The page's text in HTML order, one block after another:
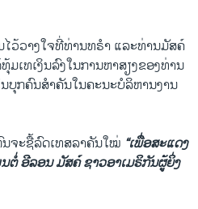
ວ້ວາງໃຈທີ່ທ່ານທຣຳ ແລະທ່ານມັສຄ໌
ເທເງິນລົງໃນການຫາສຽງຂອງທ່ານ
ບຸກຄົນສຳຄັນໃນຄະນະບໍລິຫານງານ
ຈະຊື້ລົດເທສລາຄັນໃໝ່ “ເພື່ອສະແດງ
ອີລອນ ມັສຄ໌ ຊາວອາເມຣິກັນຜູ້ຍິ່ງ